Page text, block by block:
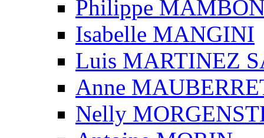
Philippe
Isabelle MANGINI
Luis MARTINEZ
Anne
Nelly